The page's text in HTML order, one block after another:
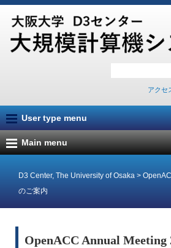
アクセ
User type menu
Main menu
D3 Center, The University of Osaka >
のご案内
OpenACC Annual Meeting